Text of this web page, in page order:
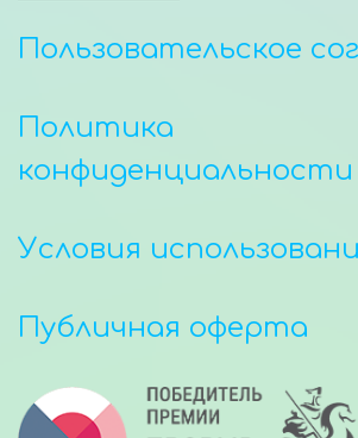
Пользовательское
Политика
конфиденциальности
Условия
Публичная оферта